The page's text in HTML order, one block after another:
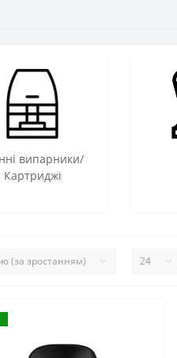
випарники/
Картриджі